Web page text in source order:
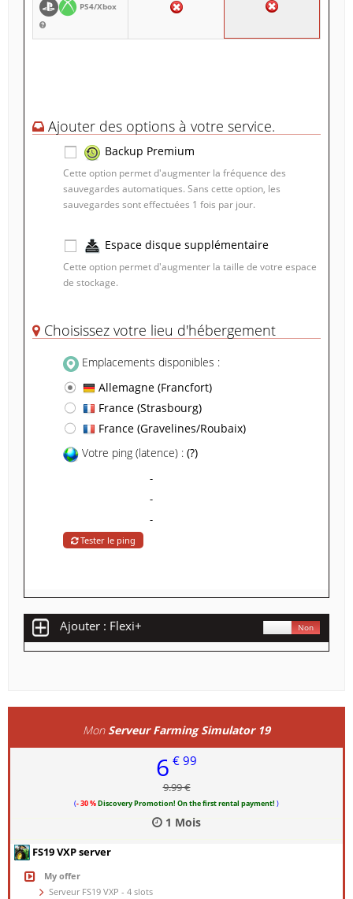
PS4/Xbox
Ajouter des options à votre service.
Backup Premium
Cette option permet d'augmenter la fréquence des
sauvegardes automatiques. Sans cette option, les
sauvegardes sont effectuées 1 fois par jour.
Espace disque supplémentaire
Cette option permet d'augmenter la taille de votre espace
de stockage.
Choisissez votre lieu d'hébergement
Emplacements disponibles :
Allemagne (Francfort)
France (Strasbourg)
France (Gravelines/Roubaix)
Votre ping (latence) : (?)
-
-
-
Tester le ping
Ajouter : Flexi+ Non
Mon Serveur Farming Simulator 19
6 € 99
9.99 €
(- 30 %Discovery Promotion! On the first rental payment! )
1 Mois
FS19 VXP server
My offer
Serveur FS19 VXP - 4 slots